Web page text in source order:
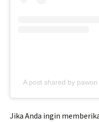
A post shared by
Jika Anda ingin